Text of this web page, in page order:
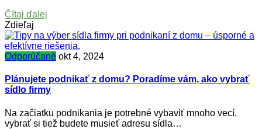
Čítaj ďalej
Zdieľaj
Odporúčané okt 4, 2024
Plánujete podnikať z domu? Poradíme vám, ako vybrať
sídlo firmy
Na začiatku podnikania je potrebné vybaviť mnoho vecí,
vybrať si tiež budete musieť adresu sídla…